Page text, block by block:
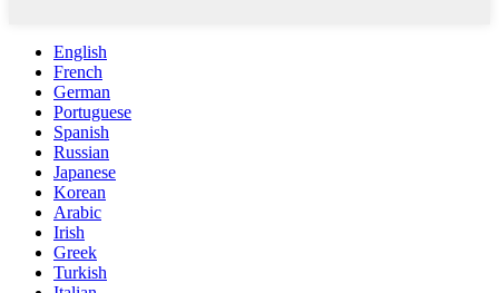
English
French
German
Portuguese
Spanish
Russian
Japanese
Korean
Arabic
Irish
Greek
Turkish